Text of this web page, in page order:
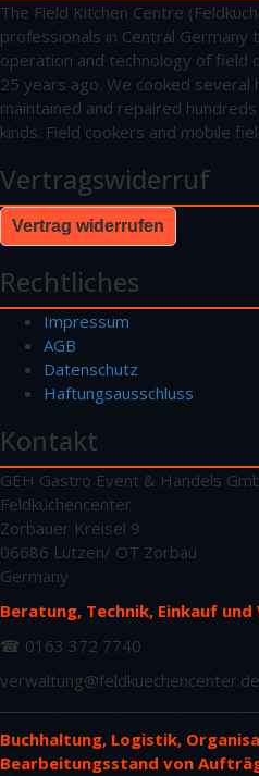
The Field Kitchen Centre
professionals in Central Germany
operation and technology of field
25 years ago. We cooked several
maintained and repaired
kinds. Field cookers and mobile
Vertragswiderruf
Vertrag widerrufen
Rechtliches
Impressum
AGB
Datenschutz
Haftungsausschluss
Kontakt
GEH Gastro Event & Handels
Feldküchencenter
Zorbauer Kreisel 9
06686 Lützen/ OT Zorbau
Germany
Beratung, Technik, Einkauf
☎ 0163 372 7740
verwaltung@feldkuechencenter.de
Buchhaltung, Logistik,
Bearbeitungsstand von